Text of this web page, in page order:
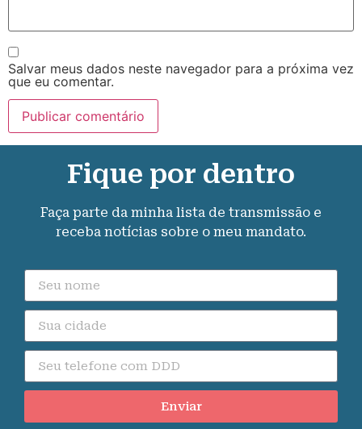
Salvar meus dados neste navegador para a próxima vez
que eu comentar.
Fique por dentro
Faça parte da minha lista de transmissão e
receba notícias sobre o meu mandato.
Enviar